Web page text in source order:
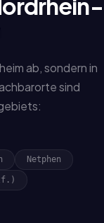
ab, sondern in
sind
Netphen